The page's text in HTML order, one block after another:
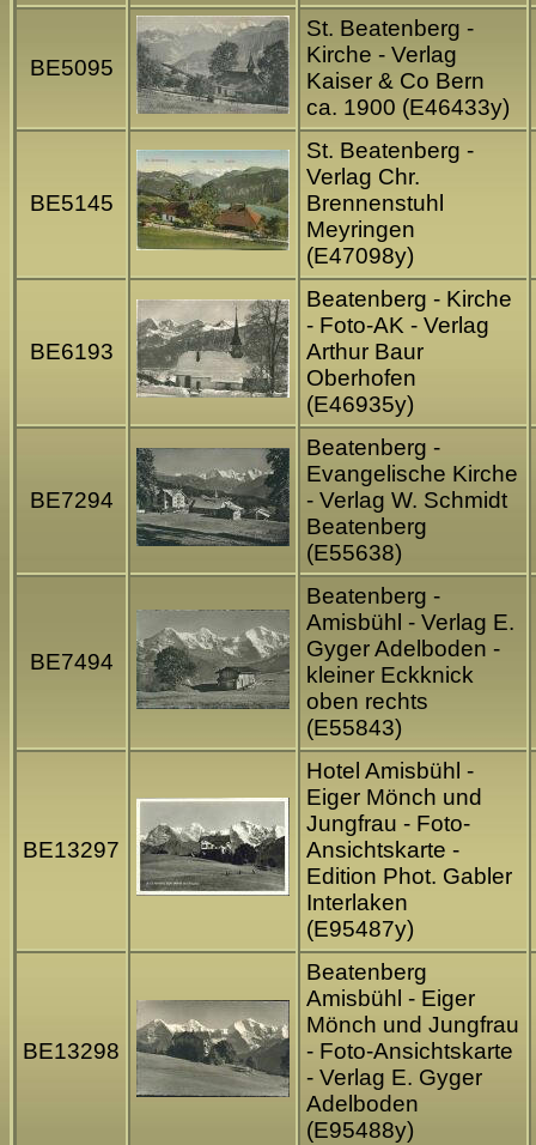
BE5095
St. Beatenberg -
Kirche - Verlag
Kaiser & Co Bern
ca. 1900 (E46433y)
BE5145
St. Beatenberg -
Verlag Chr.
Brennenstuhl
Meyringen
(E47098y)
BE6193
Beatenberg - Kirche
- Foto-AK - Verlag
Arthur Baur
Oberhofen
(E46935y)
BE7294
Beatenberg -
Evangelische Kirche
- Verlag W. Schmidt
Beatenberg
(E55638)
BE7494
Beatenberg -
Amisbühl - Verlag E.
Gyger Adelboden -
kleiner Eckknick
oben rechts
(E55843)
BE13297
Hotel Amisbühl -
Eiger Mönch und
Jungfrau - Foto-
Ansichtskarte -
Edition Phot. Gabler
Interlaken
(E95487y)
BE13298
Beatenberg
Amisbühl - Eiger
Mönch und Jungfrau
- Foto-Ansichtskarte
- Verlag E. Gyger
Adelboden
(E95488y)